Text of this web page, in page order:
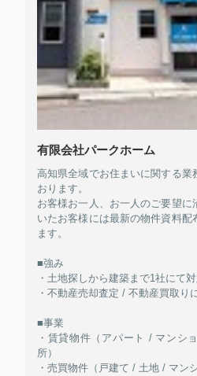
有限会社パークホーム
高知県全域でお住まいに関する業
おります。
お客様お一人、お一人のご要望
いたお客様には最新の物件資料
ます。
■強み
・土地探しから建築まで1社にて
・不動産売却査定 / 不動産買取り
■事業
・賃貸物件（アパート / マンシ
所）
・売買物件（戸建て / 土地 / マン